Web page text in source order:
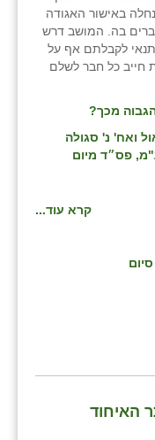
באישור האגודה
בה. המושב דרש
דמי כניסה סך 50,000 ₪ כתנאי לקבלתם אף על
חייב כל חבר לשלם
מכך?
60761-03-15 שאול ואח' נ' סגולה
פס״ד מיום
קרא עוד...
סיום
האיחוד